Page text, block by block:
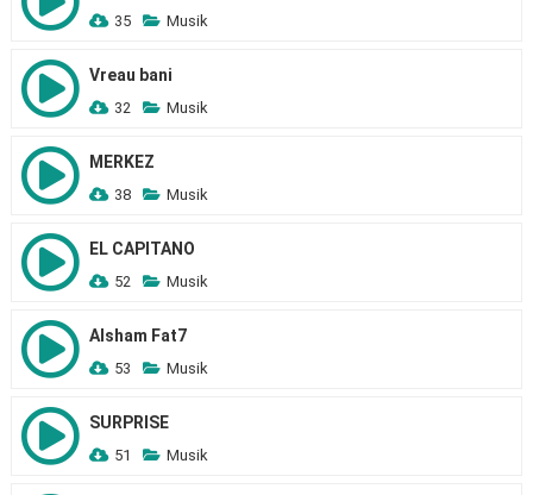
35 Musik
Vreau bani
32 Musik
MERKEZ
38 Musik
EL CAPITANO
52 Musik
Alsham Fat7
53 Musik
SURPRISE
51 Musik